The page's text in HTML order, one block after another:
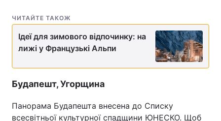
ЧИТАЙТЕ ТАКОЖ
Ідеї для зимового відпочинку: на
лижі у Французькі Альпи
Будапешт, Угорщина
Панорама Будапешта внесена до Списку
всесвітньої культурної спадщини ЮНЕСКО. Щоб